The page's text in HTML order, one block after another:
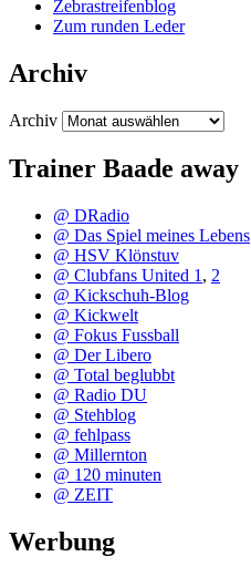
Zebrastreifenblog
Zum runden Leder
Archiv
Archiv
Trainer Baade away
@ DRadio
@ Das Spiel meines Lebens
@ HSV Klönstuv
@ Clubfans United 1 , 2
@ Kickschuh-Blog
@ Kickwelt
@ Fokus Fussball
@ Der Libero
@ Total beglubbt
@ Radio DU
@ Stehblog
@ fehlpass
@ Millernton
@ 120 minuten
@ ZEIT
Werbung